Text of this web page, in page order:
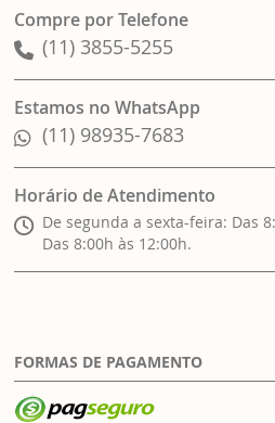
Compre por Telefone
(11) 3855-5255
Estamos no WhatsApp
(11) 98935-7683
Horário de Atendimento
De segunda a sexta-feira: Das
Das 8:00h às 12:00h.
FORMAS DE PAGAMENTO